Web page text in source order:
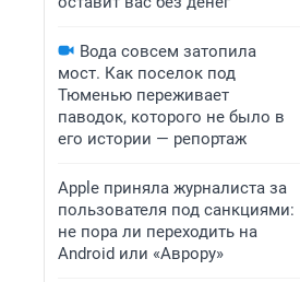
Вода совсем затопила
мост. Как поселок под
Тюменью переживает
паводок, которого не было в
его истории — репортаж
Apple приняла журналиста за
пользователя под санкциями:
не пора ли переходить на
Android или «Аврору»